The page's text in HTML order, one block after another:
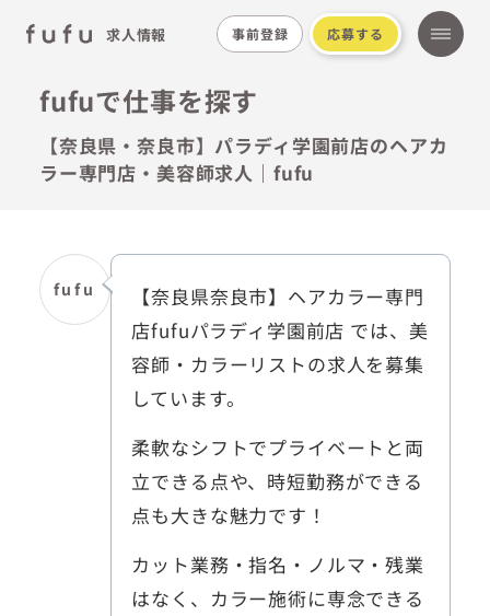
求人情報 事前登録 応募する
fufuで仕事を探す
【奈良県・奈良市】パラディ学園前店のヘアカ
ラー専門店・美容師求人｜fufu
fufu
【奈良県奈良市】ヘアカラー専門
店fufuパラディ学園前店 では、美
容師・カラーリストの求人を募集
しています。
柔軟なシフトでプライベートと両
立できる点や、時短勤務ができる
点も大きな魅力です！
カット業務・指名・ノルマ・残業
はなく、カラー施術に専念できる